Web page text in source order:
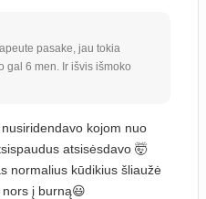
pasake, jau tokia
gal 6 men. Ir išvis išmoko
kojom nuo
atsisėsdavo 🤯
normalius kūdikius šliaužė
į burną😃